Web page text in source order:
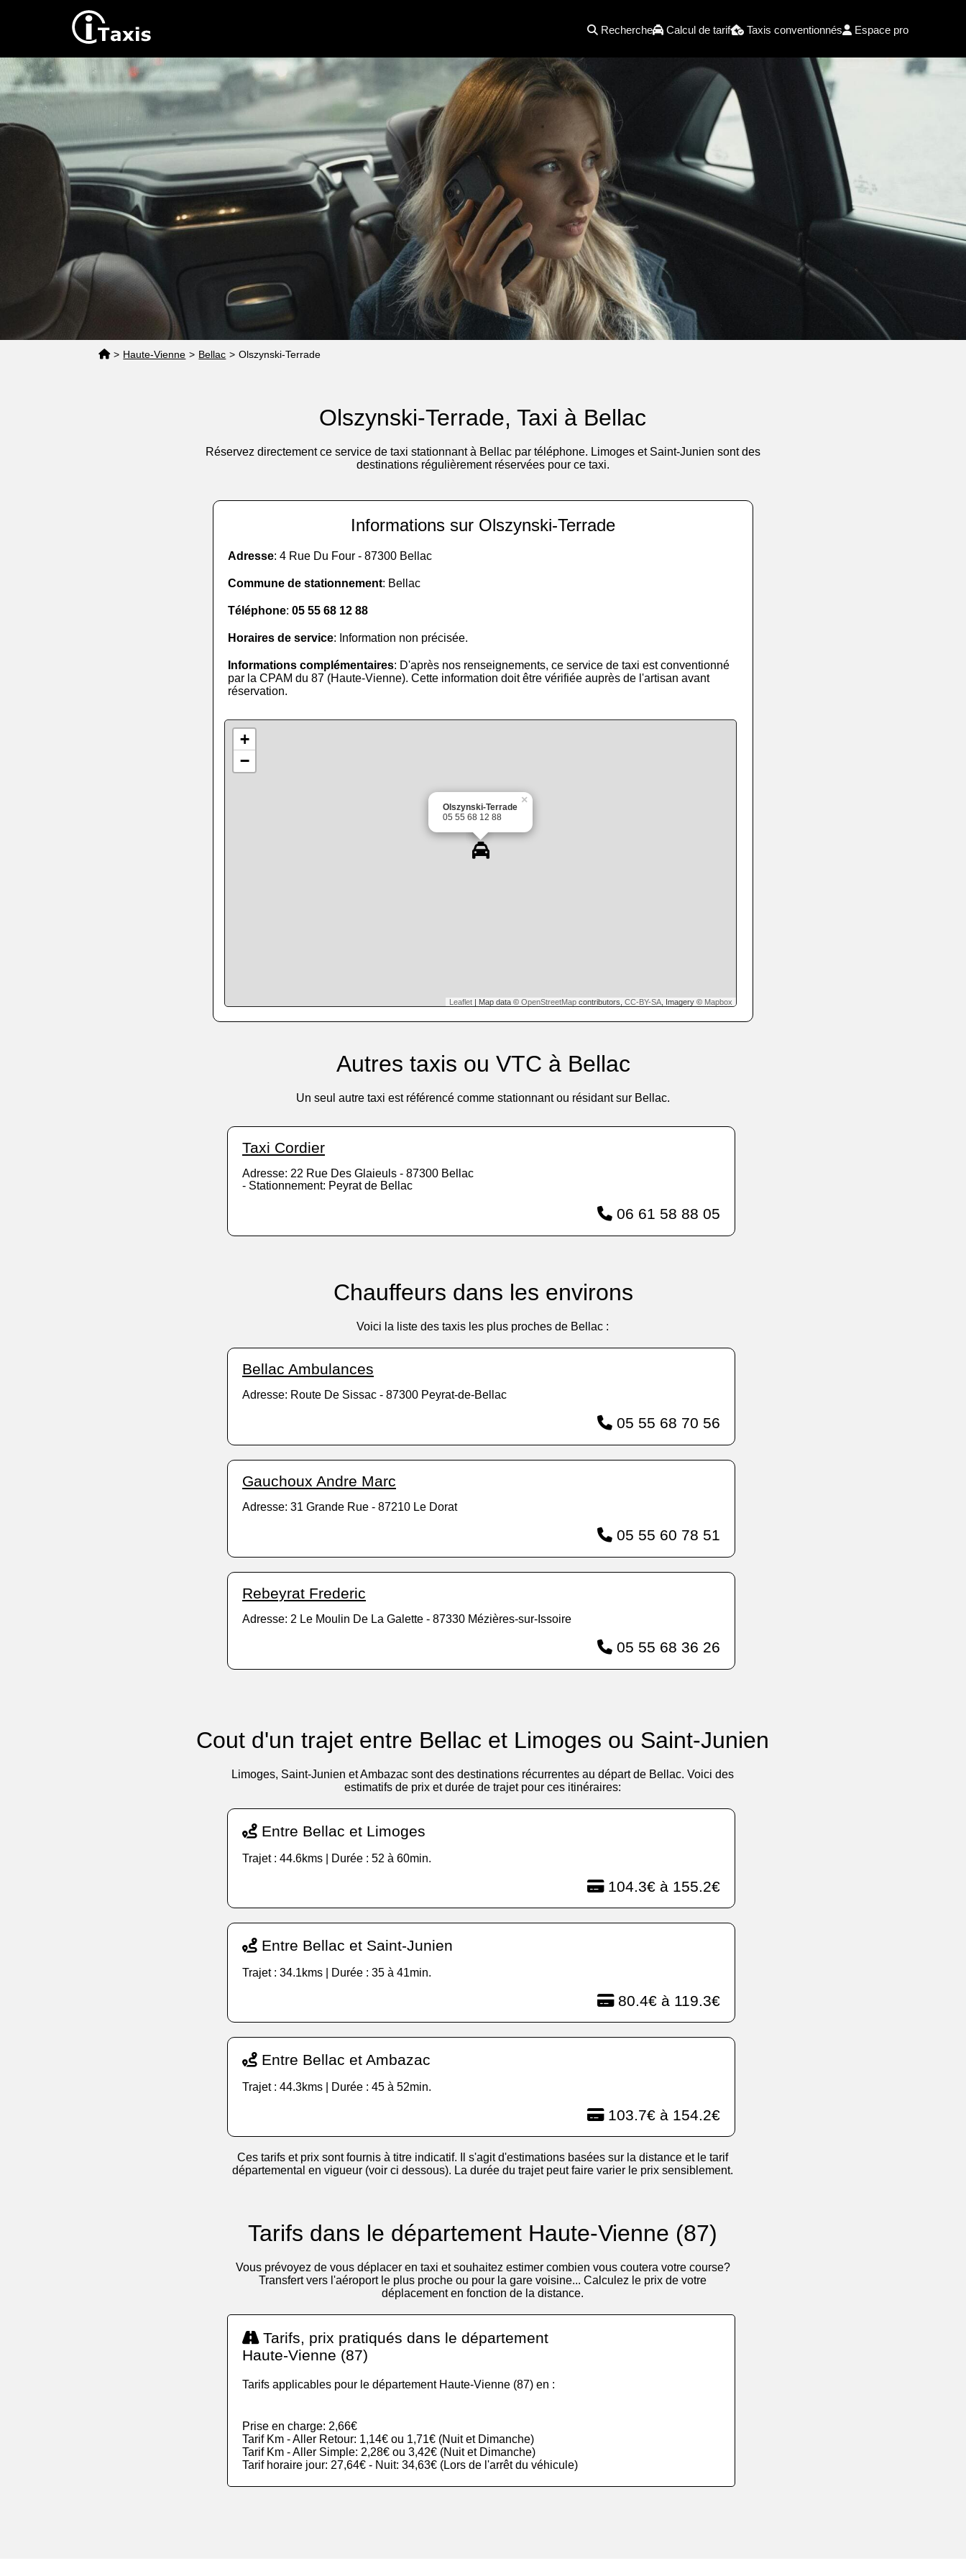
Recherche Calcul de tarif Taxis conventionnés Espace pro
> Haute-Vienne > Bellac > Olszynski-Terrade
Olszynski-Terrade, Taxi à Bellac
Réservez directement ce service de taxi stationnant à Bellac par téléphone. Limoges et Saint-Junien sont des
destinations régulièrement réservées pour ce taxi.
Informations sur Olszynski-Terrade
Adresse: 4 Rue Du Four - 87300 Bellac
Commune de stationnement: Bellac
Téléphone: 05 55 68 12 88
Horaires de service: Information non précisée.
Informations complémentaires: D'après nos renseignements, ce service de taxi est conventionné
par la CPAM du 87 (Haute-Vienne). Cette information doit être vérifiée auprès de l'artisan avant
réservation.
Olszynski-Terrade
05 55 68 12 88
×
+
−
Leaflet| Map data © OpenStreetMapcontributors, CC-BY-SA, Imagery © Mapbox
Autres taxis ou VTC à Bellac
Un seul autre taxi est référencé comme stationnant ou résidant sur Bellac.
Taxi Cordier
Adresse: 22 Rue Des Glaieuls - 87300 Bellac
- Stationnement: Peyrat de Bellac
06 61 58 88 05
Chauffeurs dans les environs
Voici la liste des taxis les plus proches de Bellac :
Bellac Ambulances
Adresse: Route De Sissac - 87300 Peyrat-de-Bellac
05 55 68 70 56
Gauchoux Andre Marc
Adresse: 31 Grande Rue - 87210 Le Dorat
05 55 60 78 51
Rebeyrat Frederic
Adresse: 2 Le Moulin De La Galette - 87330 Mézières-sur-Issoire
05 55 68 36 26
Cout d'un trajet entre Bellac et Limoges ou Saint-Junien
Limoges, Saint-Junien et Ambazac sont des destinations récurrentes au départ de Bellac. Voici des
estimatifs de prix et durée de trajet pour ces itinéraires:
Entre Bellac et Limoges
Trajet : 44.6kms | Durée : 52 à 60min.
104.3€ à 155.2€
Entre Bellac et Saint-Junien
Trajet : 34.1kms | Durée : 35 à 41min.
80.4€ à 119.3€
Entre Bellac et Ambazac
Trajet : 44.3kms | Durée : 45 à 52min.
103.7€ à 154.2€
Ces tarifs et prix sont fournis à titre indicatif. Il s'agit d'estimations basées sur la distance et le tarif
départemental en vigueur (voir ci dessous). La durée du trajet peut faire varier le prix sensiblement.
Tarifs dans le département Haute-Vienne (87)
Vous prévoyez de vous déplacer en taxi et souhaitez estimer combien vous coutera votre course?
Transfert vers l'aéroport le plus proche ou pour la gare voisine... Calculez le prix de votre
déplacement en fonction de la distance.
Tarifs, prix pratiqués dans le département
Haute-Vienne (87)
Tarifs applicables pour le département Haute-Vienne (87) en :
Prise en charge: 2,66€
Tarif Km - Aller Retour: 1,14€ ou 1,71€ (Nuit et Dimanche)
Tarif Km - Aller Simple: 2,28€ ou 3,42€ (Nuit et Dimanche)
Tarif horaire jour: 27,64€ - Nuit: 34,63€ (Lors de l'arrêt du véhicule)